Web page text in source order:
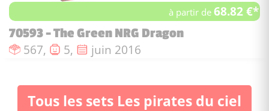
à partir de68.82 €*
70593 - The Green NRG Dragon
Nombre de pièces :
567, Nombre de figurines :
5, Date de sortie :
juin 2016
Tous les sets Les pirates du ciel